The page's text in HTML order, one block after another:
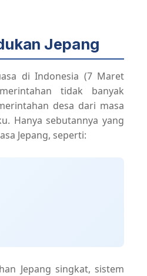
Jepang
di Indonesia (7 Maret
tidak banyak
desa dari masa
Hanya sebutannya yang
Jepang, seperti:
Jepang singkat, sistem